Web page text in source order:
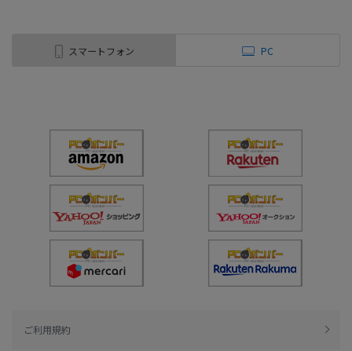
スマートフォン PC
ご利用規約